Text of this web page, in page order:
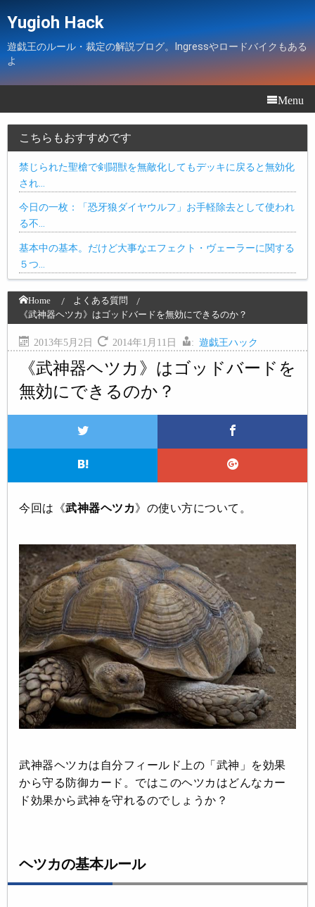
Yugioh Hack
遊戯王のルール・裁定の解説ブログ。Ingressやロードバイクもある
よ
Menu
こちらもおすすめです
禁じられた聖槍で剣闘獣を無敵化してもデッキに戻ると無効化
され…
今日の一枚：「恐牙狼ダイヤウルフ」お手軽除去として使われ
る不…
基本中の基本。だけど大事なエフェクト・ヴェーラーに関する
５つ…
Home
よくある質問
《武神器ヘツカ》はゴッドバードを無効にできるのか？
2013年5月2日 2014年1月11日 : 遊戯王ハック
《武神器ヘツカ》はゴッドバードを
無効にできるのか？
今回は《武神器ヘツカ》の使い方について。
武神器ヘツカは自分フィールド上の「武神」を効果
から守る防御カード。ではこのヘツカはどんなカー
ド効果から武神を守れるのでしょうか？
ヘツカの基本ルール